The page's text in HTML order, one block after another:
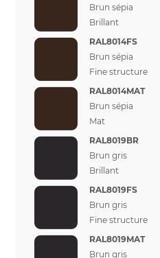
Brun sépia
Brillant
RAL8014FS
Brun sépia
Fine structure
RAL8014MAT
Brun sépia
Mat
RAL8019BR
Brun gris
Brillant
RAL8019FS
Brun gris
Fine structure
RAL8019MAT
Brun gris